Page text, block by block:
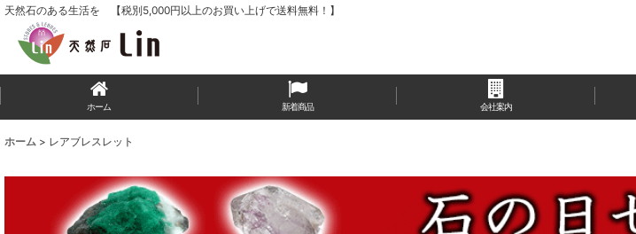
天然石のある生活を 【税別5,000円以上のお買い上げで送料無料！】
ホーム 新着商品 会社案内
ホーム > レアブレスレット